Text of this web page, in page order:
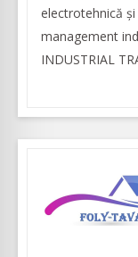
electrotehnică
management
INDUSTRIAL